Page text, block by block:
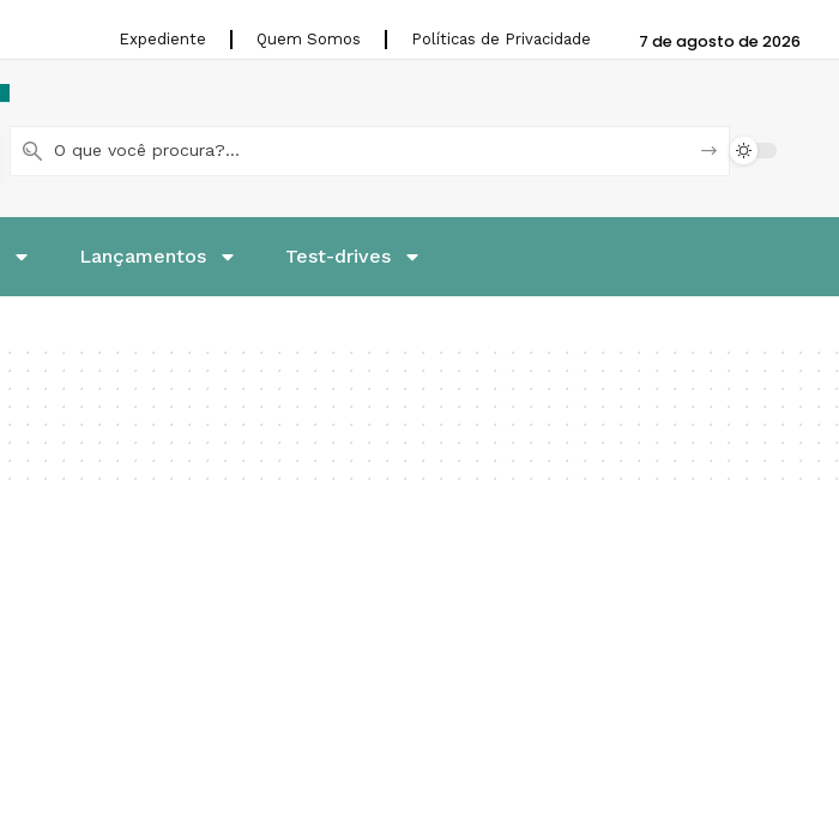
Expediente Quem Somos Políticas de Privacidade 7 de agosto de 2026
Lançamentos Test-drives